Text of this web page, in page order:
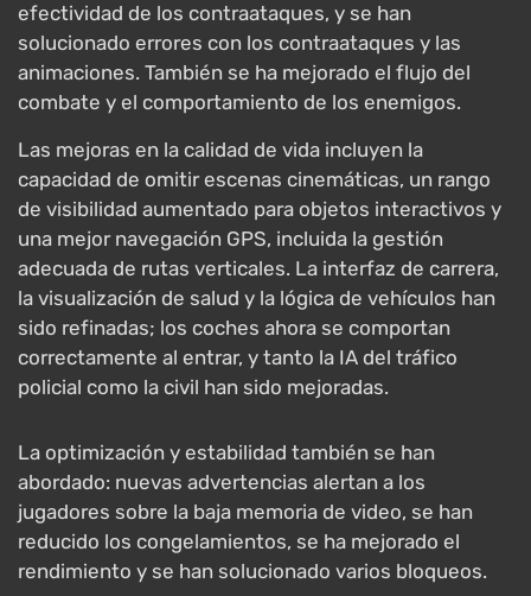
efectividad de los contraataques, y se han
solucionado errores con los contraataques y las
animaciones. También se ha mejorado el flujo del
combate y el comportamiento de los enemigos.
Las mejoras en la calidad de vida incluyen la
capacidad de omitir escenas cinemáticas, un rango
de visibilidad aumentado para objetos interactivos y
una mejor navegación GPS, incluida la gestión
adecuada de rutas verticales. La interfaz de carrera,
la visualización de salud y la lógica de vehículos han
sido refinadas; los coches ahora se comportan
correctamente al entrar, y tanto la IA del tráfico
policial como la civil han sido mejoradas.
La optimización y estabilidad también se han
abordado: nuevas advertencias alertan a los
jugadores sobre la baja memoria de video, se han
reducido los congelamientos, se ha mejorado el
rendimiento y se han solucionado varios bloqueos.